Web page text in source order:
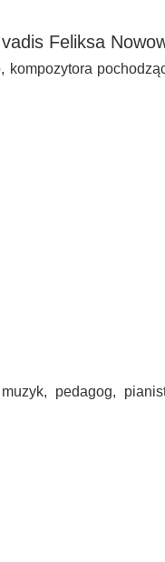
Feliksa
kompozytora
pedagog,